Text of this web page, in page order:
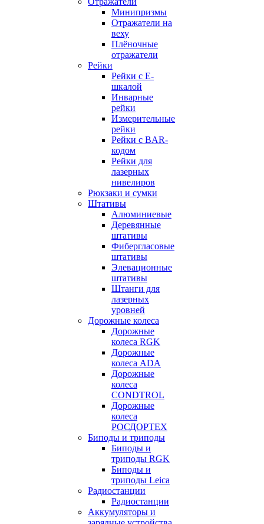
Минипризмы
Отражатели на
веху
Плёночные
отражатели
Рейки
Рейки с E-
шкалой
Инварные
рейки
Измерительные
рейки
Рейки с BAR-
кодом
Рейки для
лазерных
нивелиров
Рюкзаки и сумки
Штативы
Алюминиевые
Деревянные
штативы
Фибергласовые
штативы
Элевационные
штативы
Штанги для
лазерных
уровней
Дорожные колеса
Дорожные
колеса RGK
Дорожные
колеса ADA
Дорожные
колеса
CONDTROL
Дорожные
колеса
РОСДОРТЕХ
Биподы и триподы
Биподы и
триподы RGK
Биподы и
триподы Leica
Радиостанции
Радиостанции
Аккумуляторы и